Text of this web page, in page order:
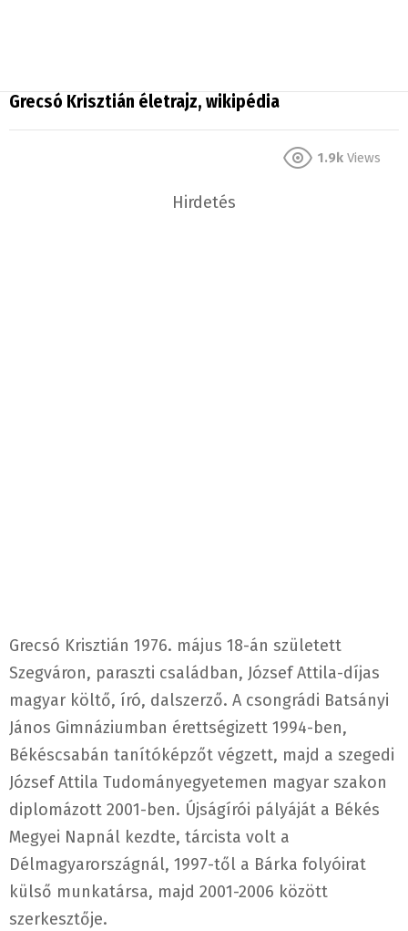
Grecsó Krisztián életrajz, wikipédia
1.9k Views
Hirdetés
Grecsó Krisztián 1976. május 18-án született
Szegváron, paraszti családban, József Attila-díjas
magyar költő, író, dalszerző. A csongrádi Batsányi
János Gimnáziumban érettségizett 1994-ben,
Békéscsabán tanítóképzőt végzett, majd a szegedi
József Attila Tudományegyetemen magyar szakon
diplomázott 2001-ben. Újságírói pályáját a Békés
Megyei Napnál kezdte, tárcista volt a
Délmagyarországnál, 1997-től a Bárka folyóirat
külső munkatársa, majd 2001-2006 között
szerkesztője.